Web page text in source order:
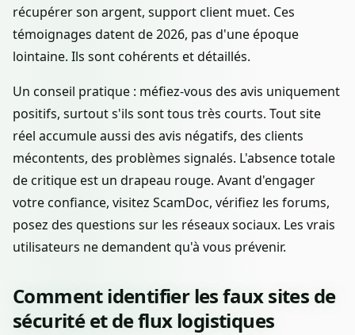
récupérer son argent, support client muet. Ces
témoignages datent de 2026, pas d'une époque
lointaine. Ils sont cohérents et détaillés.
Un conseil pratique : méfiez-vous des avis uniquement
positifs, surtout s'ils sont tous très courts. Tout site
réel accumule aussi des avis négatifs, des clients
mécontents, des problèmes signalés. L'absence totale
de critique est un drapeau rouge. Avant d'engager
votre confiance, visitez ScamDoc, vérifiez les forums,
posez des questions sur les réseaux sociaux. Les vrais
utilisateurs ne demandent qu'à vous prévenir.
Comment identifier les faux sites de
sécurité et de flux logistiques